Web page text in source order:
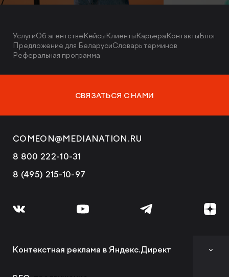
УслугиОб агентствеКейсыКлиентыКарьераКонтактыБлог
Предложение для БеларусиСловарь терминов
Реферальная программа
СВЯЗАТЬСЯ С НАМИ
COMEON@MEDIANATION.RU
8 800 222-10-31
8 (495) 215-10-97
Контекстная реклама в Яндекс.Директ
Аудит контекстной рекламы